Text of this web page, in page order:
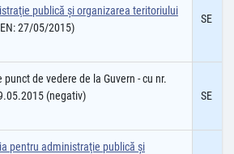
publică şi organizarea teritoriului
27/05/2015)
SE
punct de vedere de la Guvern - cu nr.
(negativ)
SE
pentru administraţie publică şi